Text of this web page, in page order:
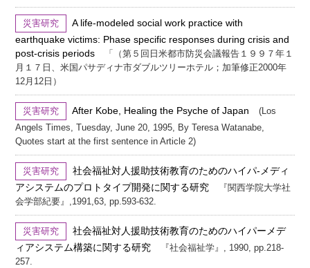
災害研究
A life-modeled social work practice with
earthquake victims: Phase specific responses during crisis and
post-crisis periods
「（第５回日米都市防災会議報告１９９７年１
月１７日、米国パサディナ市ダブルツリーホテル；加筆修正2000年
12月12日）
災害研究 After Kobe, Healing the Psyche of Japan
(Los
Angels Times, Tuesday, June 20, 1995, By Teresa Watanabe,
Quotes start at the first sentence in Article 2)
災害研究
社会福祉対人援助技術教育のためのハイパ-メディ
アシステムのプロトタイプ開発に関する研究
『関西学院大学社
会学部紀要』,1991,63, pp.593-632.
災害研究
社会福祉対人援助技術教育のためのハイパーメデ
ィアシステム構築に関する研究
『社会福祉学』, 1990, pp.218-
257.